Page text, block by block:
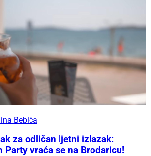
Bebića
za odličan ljetni izlazak:
Party vraća se na Brodaricu!